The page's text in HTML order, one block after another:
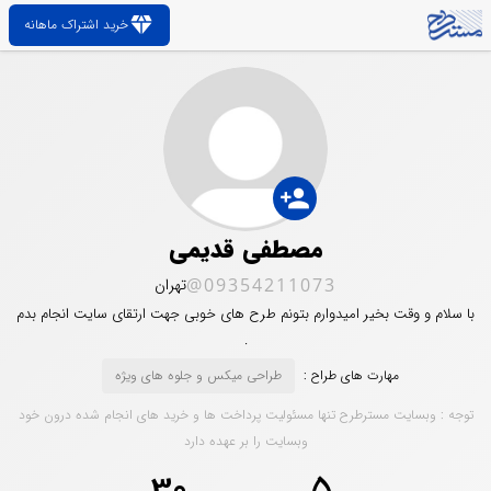
diamondخرید اشتراک ماهانه
person_add
مصطفی قدیمی
@09354211073تهران
با سلام و وقت بخیر امیدوارم بتونم طرح های خوبی جهت ارتقای سایت انجام بدم
.
مهارت های طراح :
طراحی میکس و جلوه های ویژه
توجه : وبسایت مسترطرح تنها مسئولیت پرداخت ها و خرید های انجام شده درون خود
وبسایت را بر عهده دارد